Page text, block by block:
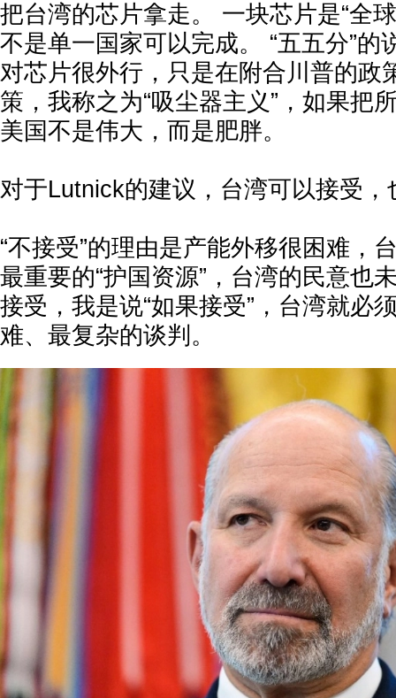
把台湾的芯片拿走。 一块芯片是“全
不是单一国家可以完成。 “五五分”的
对芯片很外行，只是在附合川普的政
策，我称之为“吸尘器主义”，如果把
美国不是伟大，而是肥胖。
对于Lutnick的建议，台湾可以接受，
“不接受”的理由是产能外移很困难，
最重要的“护国资源”，台湾的民意也
接受，我是说“如果接受”，台湾就必
难、最复杂的谈判。